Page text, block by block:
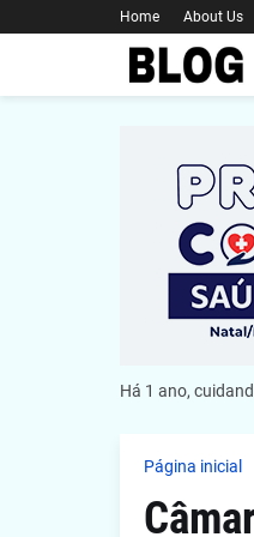
Home About Us
Há 1 ano,
Página inicial